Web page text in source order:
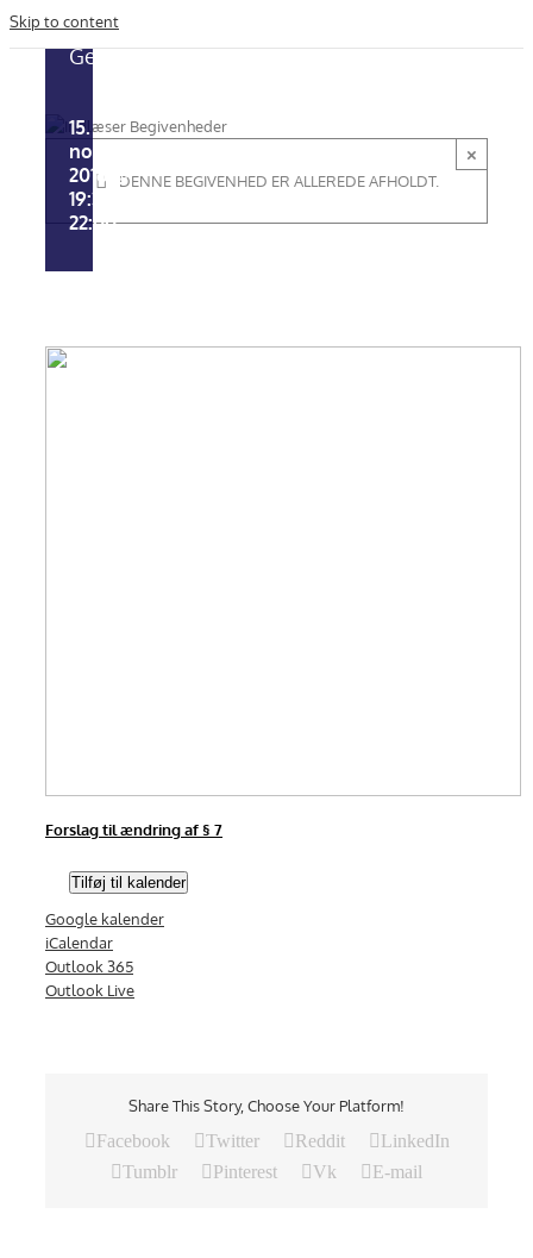
Skip to content
×
DENNE BEGIVENHED ER ALLEREDE AFHOLDT.
Generalforsamling
15.
november
2016 @
19:30
22:00
Forslag til ændring af § 7
Tilføj til kalender
Google kalender
iCalendar
Outlook 365
Outlook Live
Share This Story, Choose Your Platform!
Facebook Twitter Reddit
LinkedIn
Tumblr
Pinterest Vk E-mail